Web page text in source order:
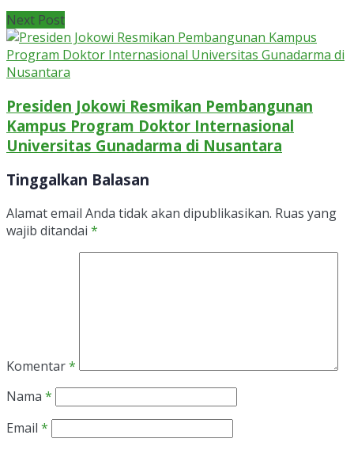
Next Post
Presiden Jokowi Resmikan Pembangunan
Kampus Program Doktor Internasional
Universitas Gunadarma di Nusantara
Tinggalkan Balasan
Alamat email Anda tidak akan dipublikasikan. Ruas yang
wajib ditandai *
Komentar*
Nama *
Email *